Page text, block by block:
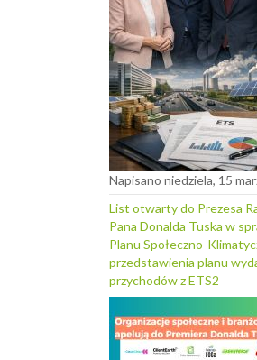
Napisano niedziela, 15
List otwarty do Prezesa
Pana Donalda Tuska w
Planu Społeczno-
przedstawienia planu
przychodów z ETS2